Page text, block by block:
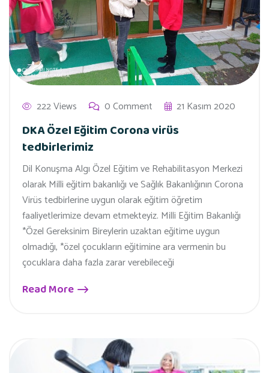
222 Views 0 Comment 21 Kasım 2020
DKA Özel Eğitim Corona virüs
tedbirlerimiz
Dil Konuşma Algı Özel Eğitim ve Rehabilitasyon Merkezi
olarak Milli eğitim bakanlığı ve Sağlık Bakanlığının Corona
Virüs tedbirlerine uygun olarak eğitim öğretim
faaliyetlerimize devam etmekteyiz. Milli Eğitim Bakanlığı
*Özel Gereksinim Bireylerin uzaktan eğitime uygun
olmadığı, *özel çocukların eğitimine ara vermenin bu
çocuklara daha fazla zarar verebileceği
Read More